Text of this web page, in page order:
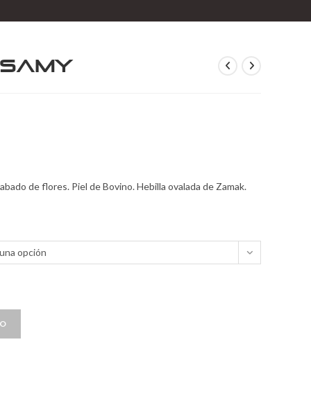
de flores. Piel de Bovino. Hebilla ovalada de Zamak.
opción